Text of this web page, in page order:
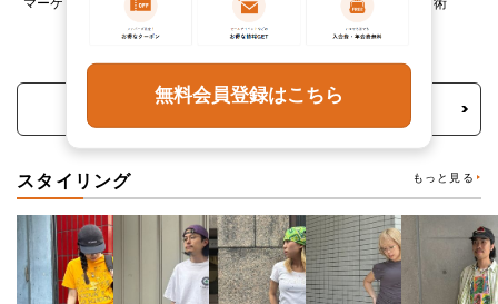
マーケットで本気ショッピング
く着るレイヤード＆ミックス術
トピックス・特集をもっと見る
スタイリング もっと見る
無料会員登録はこちら